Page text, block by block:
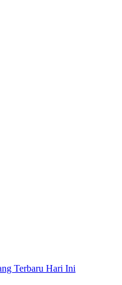
Terbaru Hari Ini